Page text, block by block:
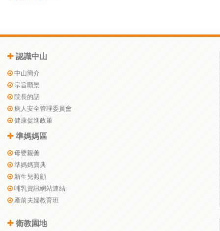
認識中山
中山簡介
宗旨願景
院長的話
病人安全管理委員會
健康促進政策
準媽媽區
母嬰親善
準媽媽寶典
新生兒照顧
哺乳資訊網站連結
產前夫婦教育班
衛教園地